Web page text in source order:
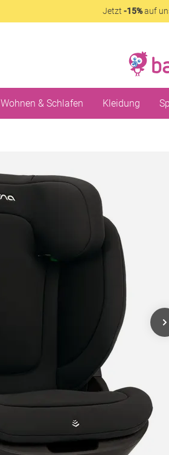
Jetzt -15%auf
Wohnen & Schlafen Kleidung